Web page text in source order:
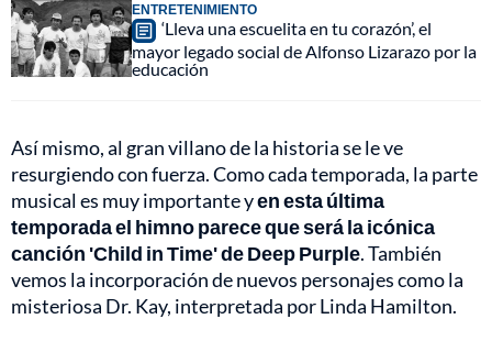
ENTRETENIMIENTO
‘Lleva una escuelita en tu corazón’, el
mayor legado social de Alfonso Lizarazo por la
educación
Así mismo, al gran villano de la historia se le ve
resurgiendo con fuerza. Como cada temporada, la parte
musical es muy importante yen esta última
temporada el himno parece que será la icónica
canción 'Child in Time' de Deep Purple. También
vemos la incorporación de nuevos personajes como la
misteriosa Dr. Kay, interpretada por Linda Hamilton.